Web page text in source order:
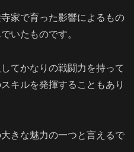
家で育った影響によるもの
いたものです。
てかなりの戦闘力を持って
キルを発揮することもあり
きな魅力の一つと言えるで